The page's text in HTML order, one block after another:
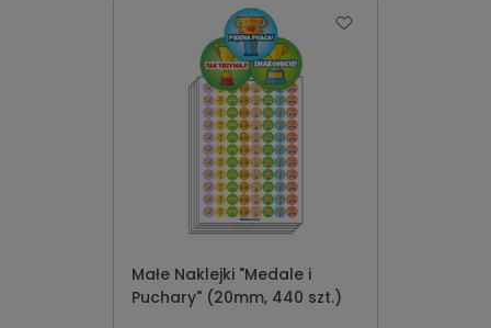
Małe Naklejki "Medale i
Puchary" (20mm, 440 szt.)